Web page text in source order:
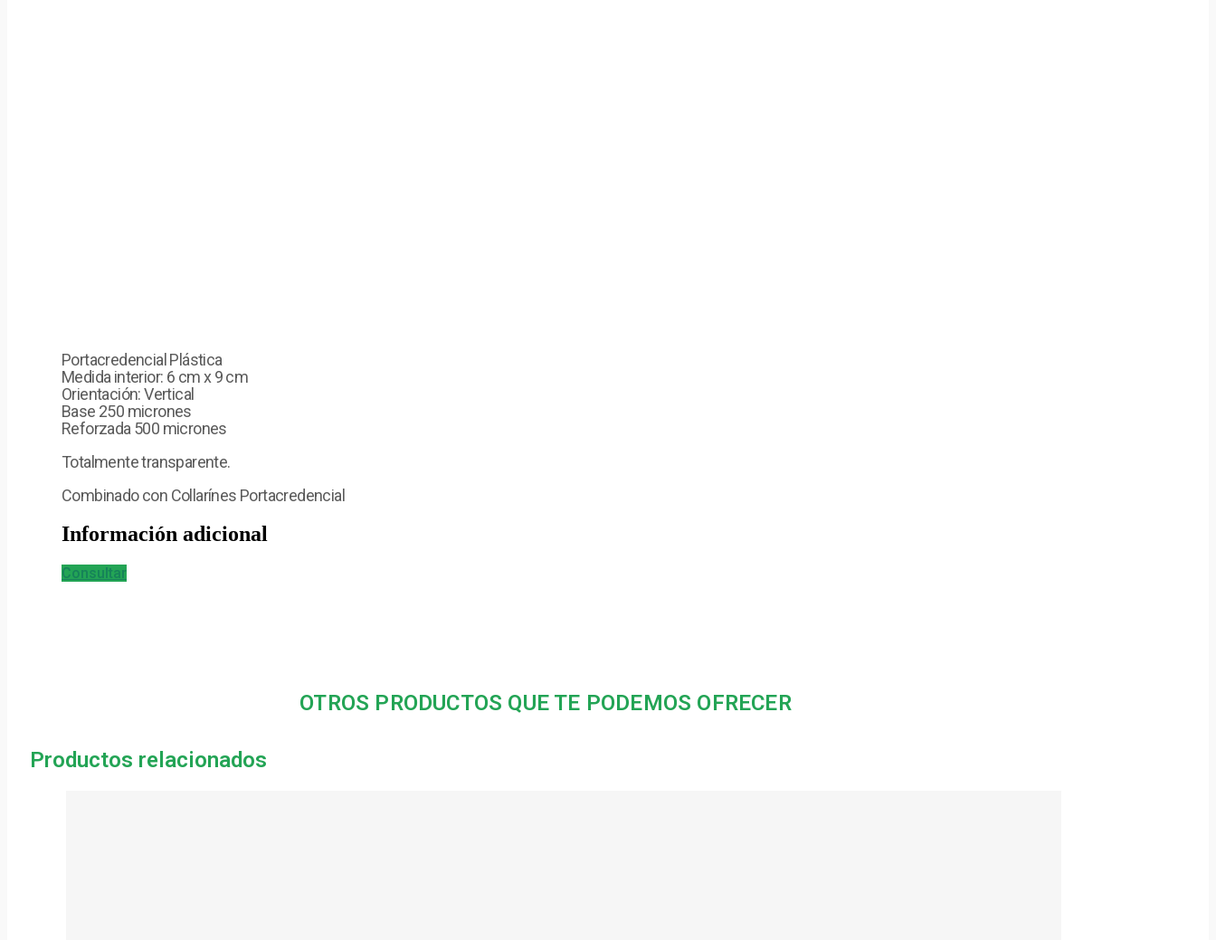
Portacredencial Plástica
Medida interior: 6 cm x 9 cm
Orientación: Vertical
Base 250 micrones
Reforzada 500 micrones
Totalmente transparente.
Combinado con Collarínes Portacredencial
Información adicional
Consultar
OTROS PRODUCTOS QUE TE PODEMOS OFRECER
Productos relacionados